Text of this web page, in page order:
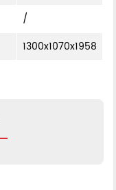
/
1300x1070x1958